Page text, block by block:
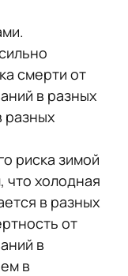
смерти от
в разных
разных
риска зимой
что холодная
в разных
от
в
в